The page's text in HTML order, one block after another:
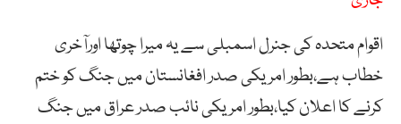
اقوام متحدہ کی جنرل اسمبلی سے یہ میرا چوتھا اورآخری
خطاب ہے،بطور امریکی صدر افغانستان میں جنگ کو ختم
کرنے کا اعلان کیا،بطور امریکی نائب صدر عراق میں جنگ